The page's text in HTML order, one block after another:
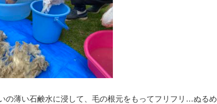
の薄い石鹸水に浸して、毛の根元をもってフリフリ…ぬるめ